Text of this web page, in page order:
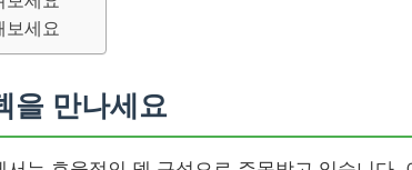
보세요
을 만나세요